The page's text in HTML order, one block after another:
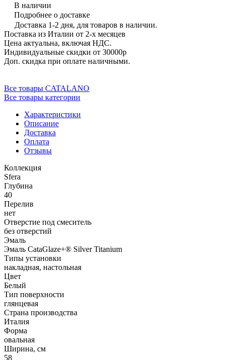
В наличии
Подробнее о доставке
Доставка 1-2 дня, для товаров в наличии.
Поставка из Италии от 2-х месяцев
Цена актуальна, включая НДС.
Индивидуальные скидки от 30000р
Доп. скидка при оплате наличными.
Все товары CATALANO
Все товары категории
Характеристики
Описание
Доставка
Оплата
Отзывы
Коллекция
Sfera
Глубина
40
Перелив
нет
Отверстие под смеситель
без отверстий
Эмаль
Эмаль CataGlaze+® Silver Titanium
Типы установки
накладная, настольная
Цвет
Белый
Тип поверхности
глянцевая
Страна производства
Италия
Форма
овальная
Ширина, см
58